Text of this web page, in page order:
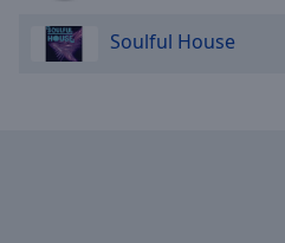
Soulful House